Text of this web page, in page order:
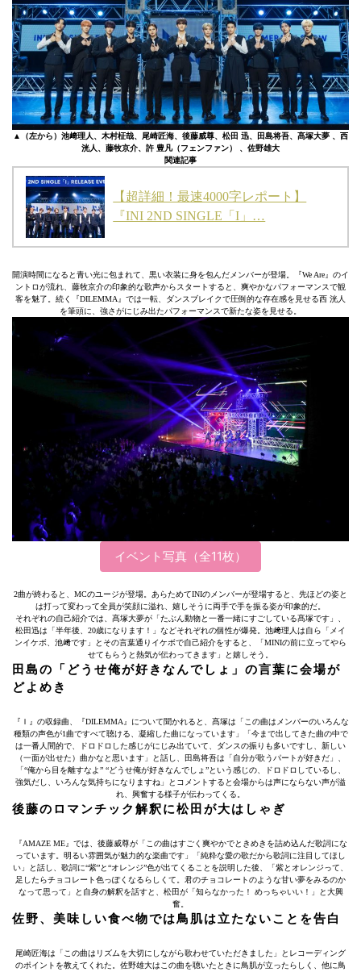
▲（左から）池﨑理人、木村柾哉、尾崎匠海、後藤威尊、松田 迅、田島将吾、髙塚大夢 、西
洸人、藤牧京介、 許 豊凡（フェンファン） 、佐野雄大
関連記事
【超詳細！最速4000字レポート】
『INI 2ND SINGLE「I」…
開演時間になると青い光に包まれて、黒い衣装に身を包んだメンバーが登場。『We Are』のイ
ントロが流れ、藤牧京介の印象的な歌声からスタートすると、爽やかなパフォーマンスで観
客を魅了。続く『DILEMMA』では一転、ダンスブレイクで圧倒的な存在感を見せる西 洸人
を筆頭に、強さがにじみ出たパフォーマンスで新たな姿を見せる。
イベント写真（全11枚）
2曲が終わると、MCのユージが登場。あらためてINIのメンバーが登場すると、先ほどの姿と
は打って変わって全員が笑顔に溢れ、嬉しそうに両手で手を振る姿が印象的だ。
それぞれの自己紹介では、髙塚大夢が「たぶん動物と一番一緒にすごしている髙塚です」、
松田迅は「半年後、20歳になります！」などそれぞれの個性が爆発。池﨑理人は自ら「メイ
ンイケボ、池﨑です」とその言葉通りイケボで自己紹介をすると、「MINIの前に立ってやら
せてもらうと熱気が伝わってきます」と嬉しそう。
田島の「どうせ俺が好きなんでしょ」の言葉に会場が
どよめき
『Ｉ』の収録曲、『DILEMMA』について聞かれると、髙塚は「この曲はメンバーのいろんな
種類の声色が1曲ですべて聴ける、凝縮した曲になっています」「今まで出してきた曲の中で
は一番人間的で、ドロドロした感じがにじみ出ていて、ダンスの振りも多いですし、新しい
（一面が出せた）曲かなと思います」と話し、田島将吾は「自分が歌うパートが好きだ」、
「“俺から目を離すなよ” “どうせ俺が好きなんでしょ”という感じの、ドロドロしているし、
強気だし、いろんな気持ちになりますね」とコメントすると会場からは声にならない声が溢
れ、興奮する様子が伝わってくる。
後藤のロマンチック解釈に松田が大はしゃぎ
『AMAZE ME』では、後藤威尊が「この曲はすごく爽やかでときめきを詰め込んだ歌詞にな
っています。明るい雰囲気が魅力的な楽曲です」「純粋な愛の歌だから歌詞に注目してほし
い」と話し、歌詞に“紫”と“オレンジ”色が出てくることを説明した後、「紫とオレンジって、
足したらチョコレート色っぽくなるらしくて。君のチョコレートのような甘い夢をみるのか
なって思って」と自身の解釈を話すと、松田が「知らなかった！ めっちゃいい！」と大興
奮。
佐野、美味しい食べ物では鳥肌は立たないことを告白
尾崎匠海は「この曲はリズムを大切にしながら歌わせていただきました」とレコーディング
のポイントを教えてくれた。佐野雄大はこの曲を聴いたときに鳥肌が立ったらしく、他に鳥